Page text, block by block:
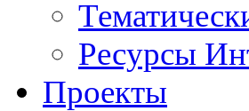
Ресурсы
Проекты